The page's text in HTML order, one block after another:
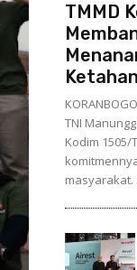
TMMD
TNI
Kodim
masyarakat.